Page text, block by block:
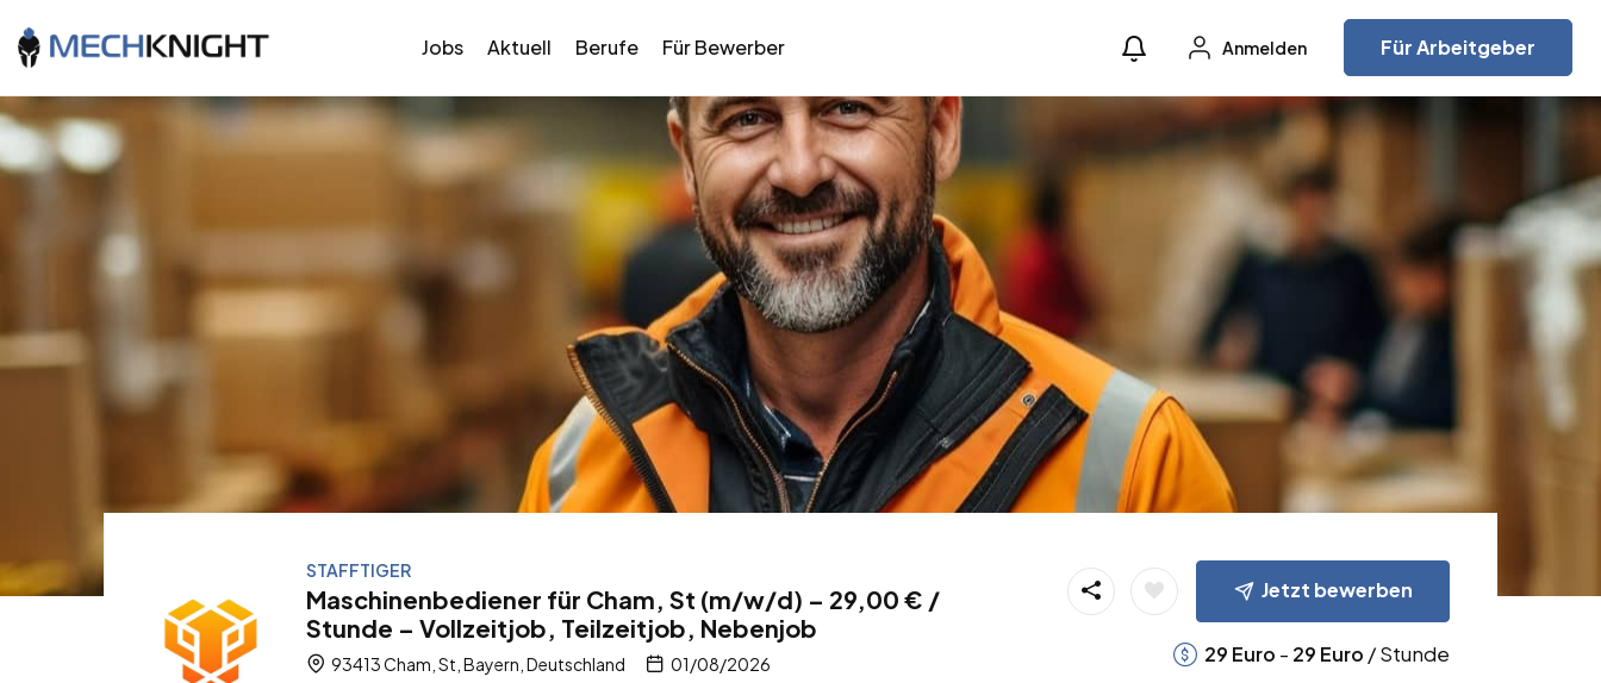
Jobs Aktuell Berufe Für Bewerber Anmelden Für Arbeitgeber
STAFFTIGER
Maschinenbediener für Cham, St (m/w/d) – 29,00 € /
Stunde – Vollzeitjob, Teilzeitjob, Nebenjob
93413 Cham, St, Bayern, Deutschland 01/08/2026
Jetzt bewerben
29 Euro - 29 Euro / Stunde